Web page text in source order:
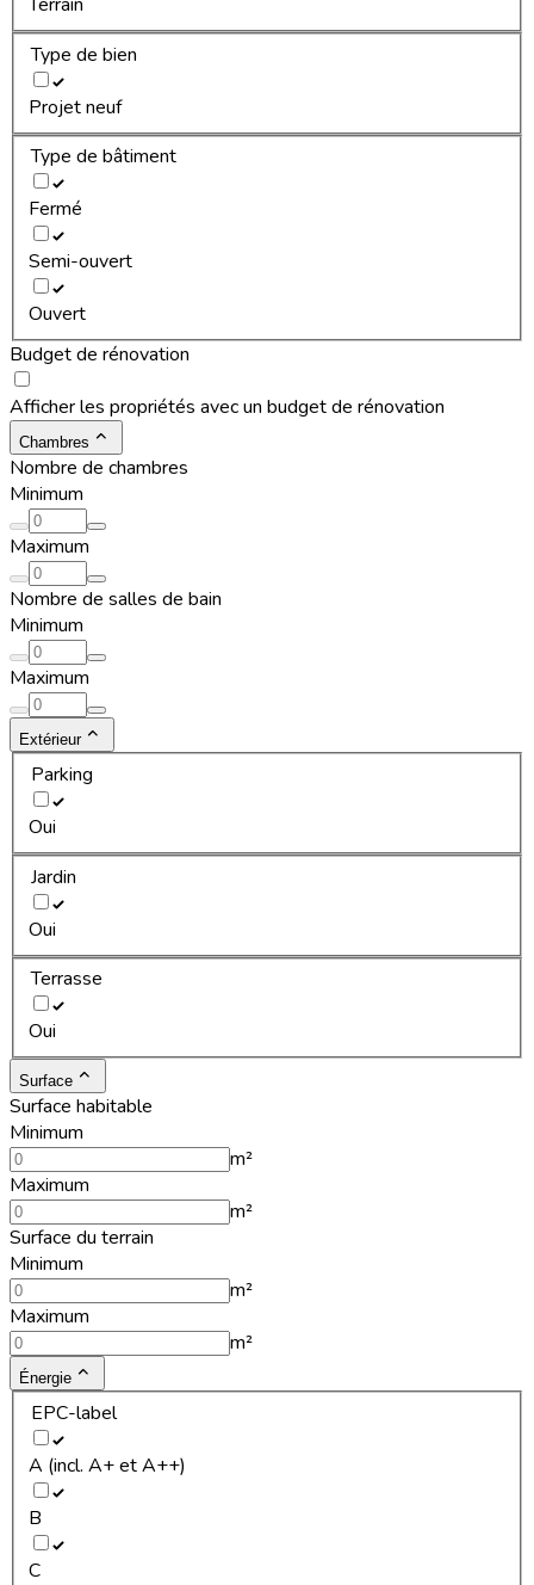
Type de bien
Projet neuf
Type de bâtiment
Fermé
Semi-ouvert
Ouvert
Budget de rénovation
Afficher les propriétés avec un budget de rénovation
Chambres
Nombre de chambres
Minimum
Maximum
Nombre de salles de bain
Minimum
Maximum
Extérieur
Parking
Oui
Jardin
Oui
Terrasse
Oui
Surface
Surface habitable
Minimum
m²
Maximum
m²
Surface du terrain
Minimum
m²
Maximum
m²
Énergie
EPC-label
A (incl. A+ et A++)
B
C